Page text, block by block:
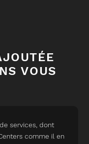
VOUS
services, dont
comme il en